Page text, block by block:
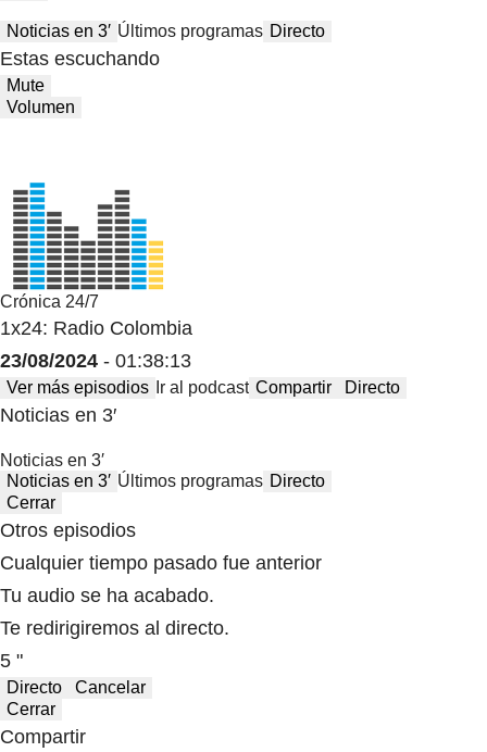
Noticias en 3′ Últimos programas Directo
Estas escuchando
Mute
Volumen
Crónica 24/7
1x24: Radio Colombia
23/08/2024 - 01:38:13
Ver más episodios Ir al podcast Compartir Directo
Noticias en 3′
Noticias en 3′
Noticias en 3′ Últimos programas Directo
Cerrar
Otros episodios
Cualquier tiempo pasado fue anterior
Tu audio se ha acabado.
Te redirigiremos al directo.
5 "
Directo
Cancelar
Cerrar
Compartir